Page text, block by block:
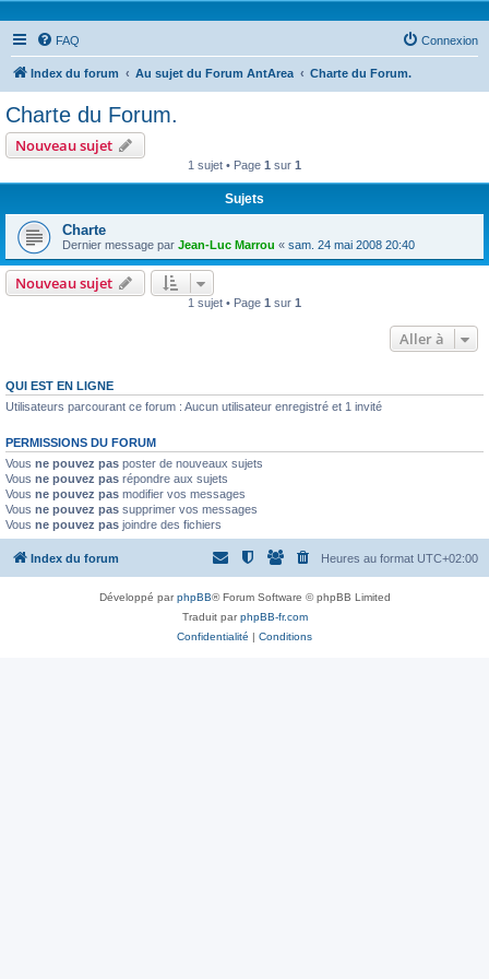
FAQ Connexion
Index du forum Au sujet du Forum AntArea Charte du Forum.
Charte du Forum.
Nouveau sujet
1 sujet • Page 1 sur 1
Sujets
Charte
Dernier message par Jean-Luc Marrou « sam. 24 mai 2008 20:40
Nouveau sujet
1 sujet • Page 1 sur 1
Aller à
QUI EST EN LIGNE
Utilisateurs parcourant ce forum : Aucun utilisateur enregistré et 1 invité
PERMISSIONS DU FORUM
Vous ne pouvez pas poster de nouveaux sujets
Vous ne pouvez pas répondre aux sujets
Vous ne pouvez pas modifier vos messages
Vous ne pouvez pas supprimer vos messages
Vous ne pouvez pas joindre des fichiers
Index du forum Heures au format UTC+02:00
Développé parphpBB® Forum Software © phpBB Limited
Traduit parphpBB-fr.com
Confidentialité | Conditions